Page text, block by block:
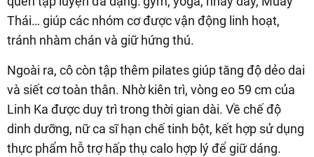
Thái… giúp các nhóm cơ được vận động linh hoạt,
tránh nhàm chán và giữ hứng thú.
Ngoài ra, cô còn tập thêm pilates giúp tăng độ dẻo dai
và siết cơ toàn thân. Nhờ kiên trì, vòng eo 59 cm của
Linh Ka được duy trì trong thời gian dài. Về chế độ
dinh dưỡng, nữ ca sĩ hạn chế tinh bột, kết hợp sử dụng
thực phẩm hỗ trợ hấp thụ calo hợp lý để giữ dáng.